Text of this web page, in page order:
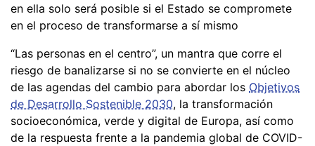
en ella solo será posible si el Estado se compromete
en el proceso de transformarse a sí mismo
“Las personas en el centro”, un mantra que corre el
riesgo de banalizarse si no se convierte en el núcleo
de las agendas del cambio para abordar los Objetivos
de Desarrollo Sostenible 2030, la transformación
socioeconómica, verde y digital de Europa, así como
de la respuesta frente a la pandemia global de COVID-